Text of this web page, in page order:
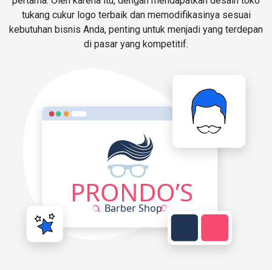
tukang cukur logo terbaik dan memodifikasinya sesuai
kebutuhan bisnis Anda, penting untuk menjadi yang terdepan
di pasar yang kompetitif.